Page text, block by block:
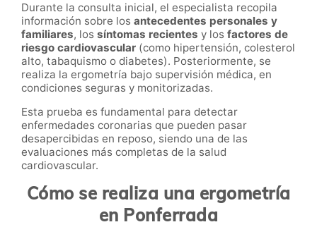
Durante la consulta inicial, el especialista recopila
información sobre los antecedentes personales y
familiares, los síntomas recientes y los factores de
riesgo cardiovascular (como hipertensión, colesterol
alto, tabaquismo o diabetes). Posteriormente, se
realiza la ergometría bajo supervisión médica, en
condiciones seguras y monitorizadas.
Esta prueba es fundamental para detectar
enfermedades coronarias que pueden pasar
desapercibidas en reposo, siendo una de las
evaluaciones más completas de la salud
cardiovascular.
Cómo se realiza una ergometría
en Ponferrada